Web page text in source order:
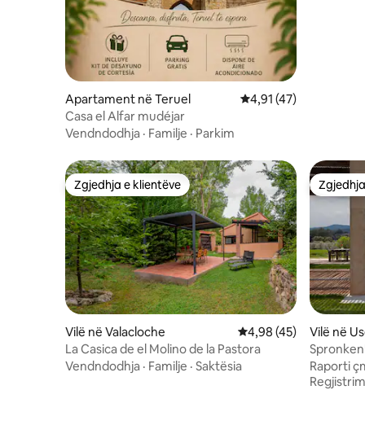
Apartament në Teruel Vlerësimi mesatar
4,91 (47)
Casa el Alfar mudéjar
Vendndodhja · Familje · Parkim
Zgjedhja e klientëve
Zgjedhja e klientëve
Vilë në Valacloche Vlerësimi mesatar
4,98 (45)
La Casica de el Molino de la Pastora
Vendndodhja · Familje · Saktësia
Vilë në
Raporti